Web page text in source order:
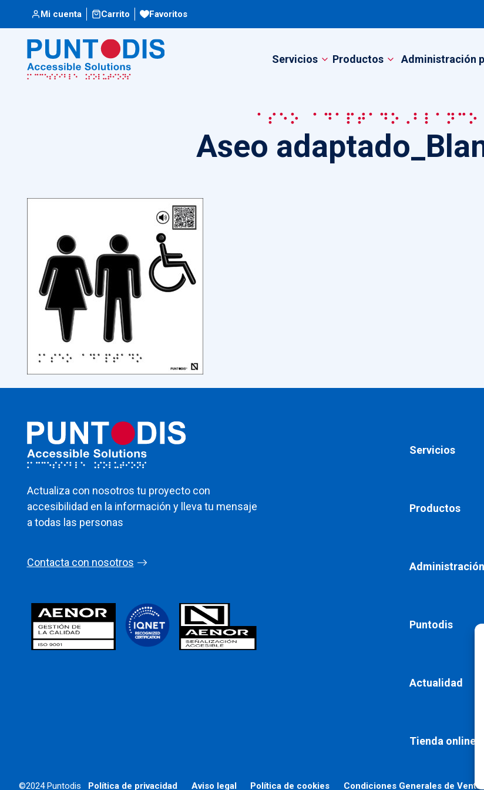
Mi cuenta Carrito Favoritos
Servicios Productos Administración
Aseo adaptado_Blanco
Aseo
Actualiza con nosotros tu proyecto con
accesibilidad en la información y lleva tu mensaje
a todas las personas
Contacta con nosotros
Servicios
Productos
Puntodis
Actualidad
Tienda online
©2024 Puntodis Política de privacidad Aviso legal Política de cookies Condiciones Generales de Venta